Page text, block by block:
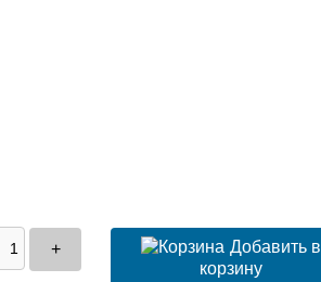
+
Добавить в
корзину